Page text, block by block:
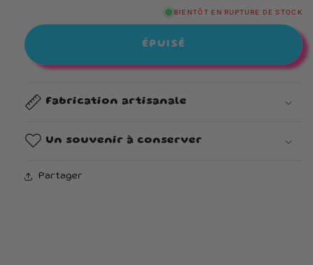
Bonbonnière
BIENTÔT EN RUPTURE DE STOCK
ÉPUISÉ
Fabrication artisanale
Un souvenir à conserver
Partager